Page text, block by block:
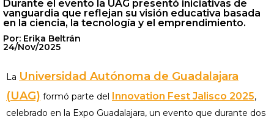
Durante el evento la UAG presentó iniciativas de
vanguardia que reflejan su visión educativa basada
en la ciencia, la tecnología y el emprendimiento.
Por: Erika Beltrán
24/Nov/2025
La Universidad Autónoma de Guadalajara
(UAG) formó parte del Innovation Fest Jalisco 2025,
celebrado en la Expo Guadalajara, un evento que durante dos